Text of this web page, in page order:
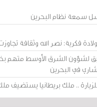
سمعة نظام البحرين
فكرية: نصر الله وثقافة
لشؤون الشرق الأوسط متهم
في البحرين
.. ملك بريطانيا يستضيف